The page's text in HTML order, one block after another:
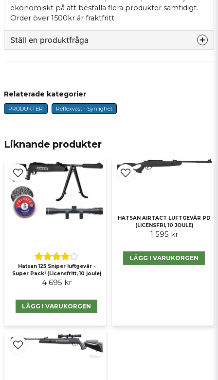
ekonomiskt på att beställa flera produkter samtidigt.
Order över 1500kr är fraktfritt.
Ställ en produktfråga
name
Ja, ni får publicera min fråga
Liknande produkter
Hatsan 125 Sniper luftgevär -
Super Pack! (Licensfritt, 10 joule)
4 695 kr
LÄGG I VARUKORGEN
HATSAN AIRTACT LUFTGEVÄR PD
(LICENSFRI, 10 JOULE)
1 595 kr
LÄGG I VARUKORGEN
Relaterade kategorier
PRODUKTER Reflexväst - Synlighet